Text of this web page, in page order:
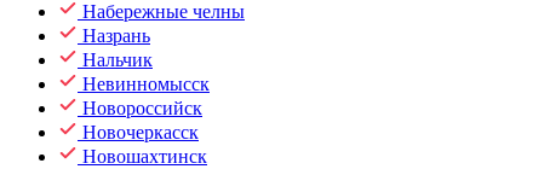
Набережные челны
Назрань
Нальчик
Невинномысск
Новороссийск
Новочеркасск
Новошахтинск